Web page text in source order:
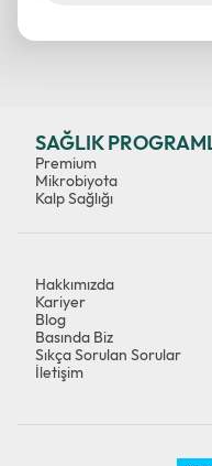
SAĞLIK
Premium
Mikrobiyota
Kalp Sağlığı
Hakkımızda
Kariyer
Blog
Basında Biz
Sıkça Sorulan Sorular
İletişim